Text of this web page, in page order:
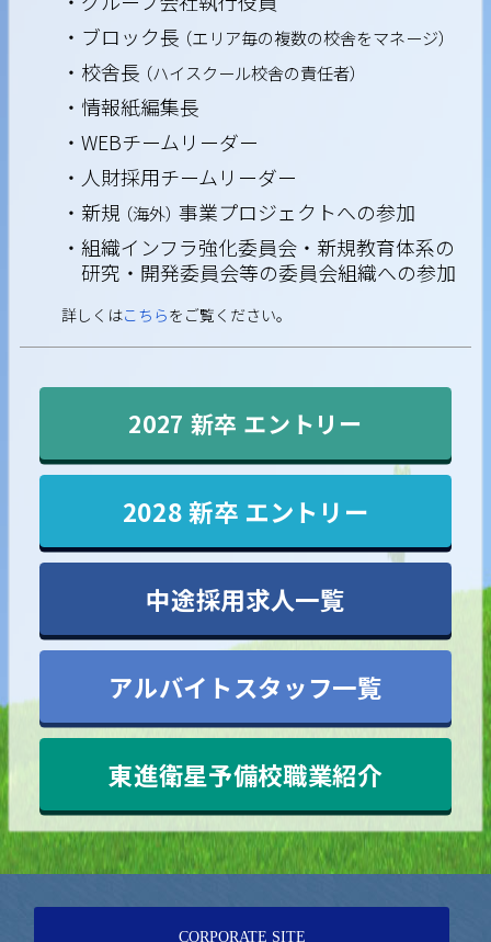
ブロック長（エリア毎の複数の校舎をマネージ）
校舎長（ハイスクール校舎の責任者）
情報紙編集長
WEBチームリーダー
人財採用チームリーダー
新規（海外）事業プロジェクトへの参加
組織インフラ強化委員会・新規教育体系の
研究・開発委員会等の委員会組織への参加
詳しくはこちらをご覧ください。
2027 新卒 エントリー
2028 新卒 エントリー
中途採用求人一覧
アルバイトスタッフ一覧
東進衛星予備校職業紹介
CORPORATE SITE